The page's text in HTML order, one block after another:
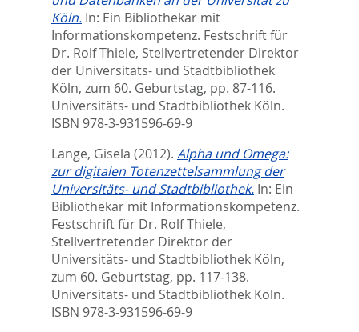
Köln. In: Ein Bibliothekar mit
Informationskompetenz. Festschrift für
Dr. Rolf Thiele, Stellvertretender Direktor
der Universitäts- und Stadtbibliothek
Köln, zum 60. Geburtstag, pp. 87-116.
Universitäts- und Stadtbibliothek Köln.
ISBN 978-3-931596-69-9
Lange, Gisela (2012). Alpha und Omega:
zur digitalen Totenzettelsammlung der
Universitäts- und Stadtbibliothek. In: Ein
Bibliothekar mit Informationskompetenz.
Festschrift für Dr. Rolf Thiele,
Stellvertretender Direktor der
Universitäts- und Stadtbibliothek Köln,
zum 60. Geburtstag, pp. 117-138.
Universitäts- und Stadtbibliothek Köln.
ISBN 978-3-931596-69-9